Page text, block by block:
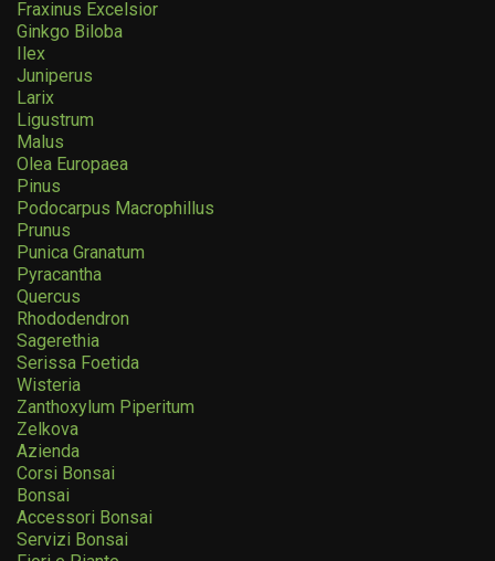
Fraxinus Excelsior
Ginkgo Biloba
Ilex
Juniperus
Larix
Ligustrum
Malus
Olea Europaea
Pinus
Podocarpus Macrophillus
Prunus
Punica Granatum
Pyracantha
Quercus
Rhododendron
Sagerethia
Serissa Foetida
Wisteria
Zanthoxylum Piperitum
Zelkova
Azienda
Corsi Bonsai
Bonsai
Accessori Bonsai
Servizi Bonsai